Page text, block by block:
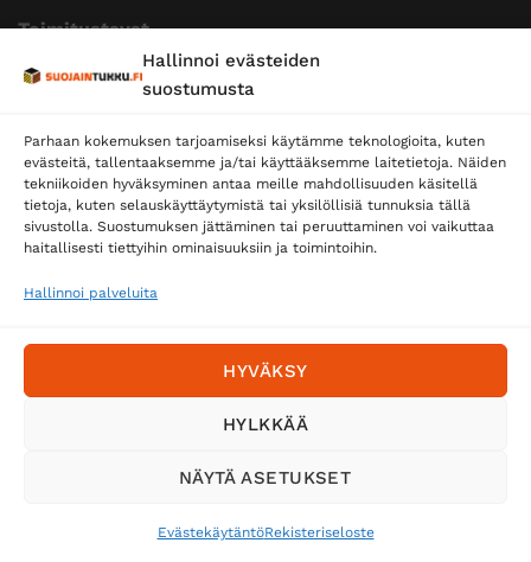
Hallinnoi evästeiden
suostumusta
Parhaan kokemuksen tarjoamiseksi käytämme teknologioita, kuten
evästeitä, tallentaaksemme ja/tai käyttääksemme laitetietoja. Näiden
tekniikoiden hyväksyminen antaa meille mahdollisuuden käsitellä
tietoja, kuten selauskäyttäytymistä tai yksilöllisiä tunnuksia tällä
sivustolla. Suostumuksen jättäminen tai peruuttaminen voi vaikuttaa
haitallisesti tiettyihin ominaisuuksiin ja toimintoihin.
Hallinnoi palveluita
HYVÄKSY
HYLKKÄÄ
NÄYTÄ ASETUKSET
EvästekäytäntöRekisteriseloste
Toimitustavat
Posti
Postnord
Tilaa uutiskirje ja saat erikoisalennuksia